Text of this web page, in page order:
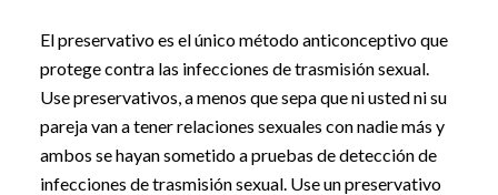
El preservativo es el único método anticonceptivo que
protege contra las infecciones de trasmisión sexual.
Use preservativos, a menos que sepa que ni usted ni su
pareja van a tener relaciones sexuales con nadie más y
ambos se hayan sometido a pruebas de detección de
infecciones de trasmisión sexual. Use un preservativo